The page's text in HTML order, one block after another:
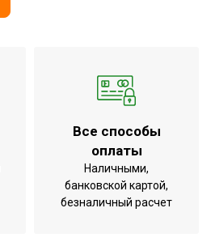
Все способы
оплаты
Наличными,
банковской картой,
безналичный расчет